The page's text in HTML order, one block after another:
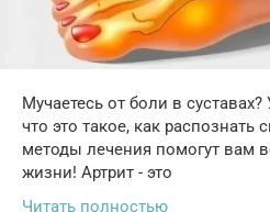
Мучаетесь от боли в суставах?
что это такое, как
методы лечения помогут вам
жизни! Артрит - это
Читать полностью